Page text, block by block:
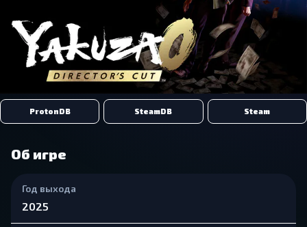
ProtonDB SteamDB Steam
Об игре
Год выхода
2025